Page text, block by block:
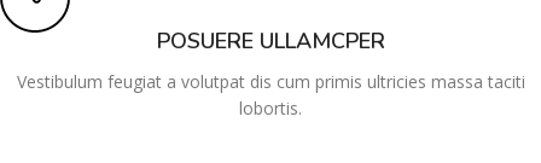
POSUERE ULLAMCPER
Vestibulum feugiat a volutpat dis cum primis ultricies massa taciti
lobortis.